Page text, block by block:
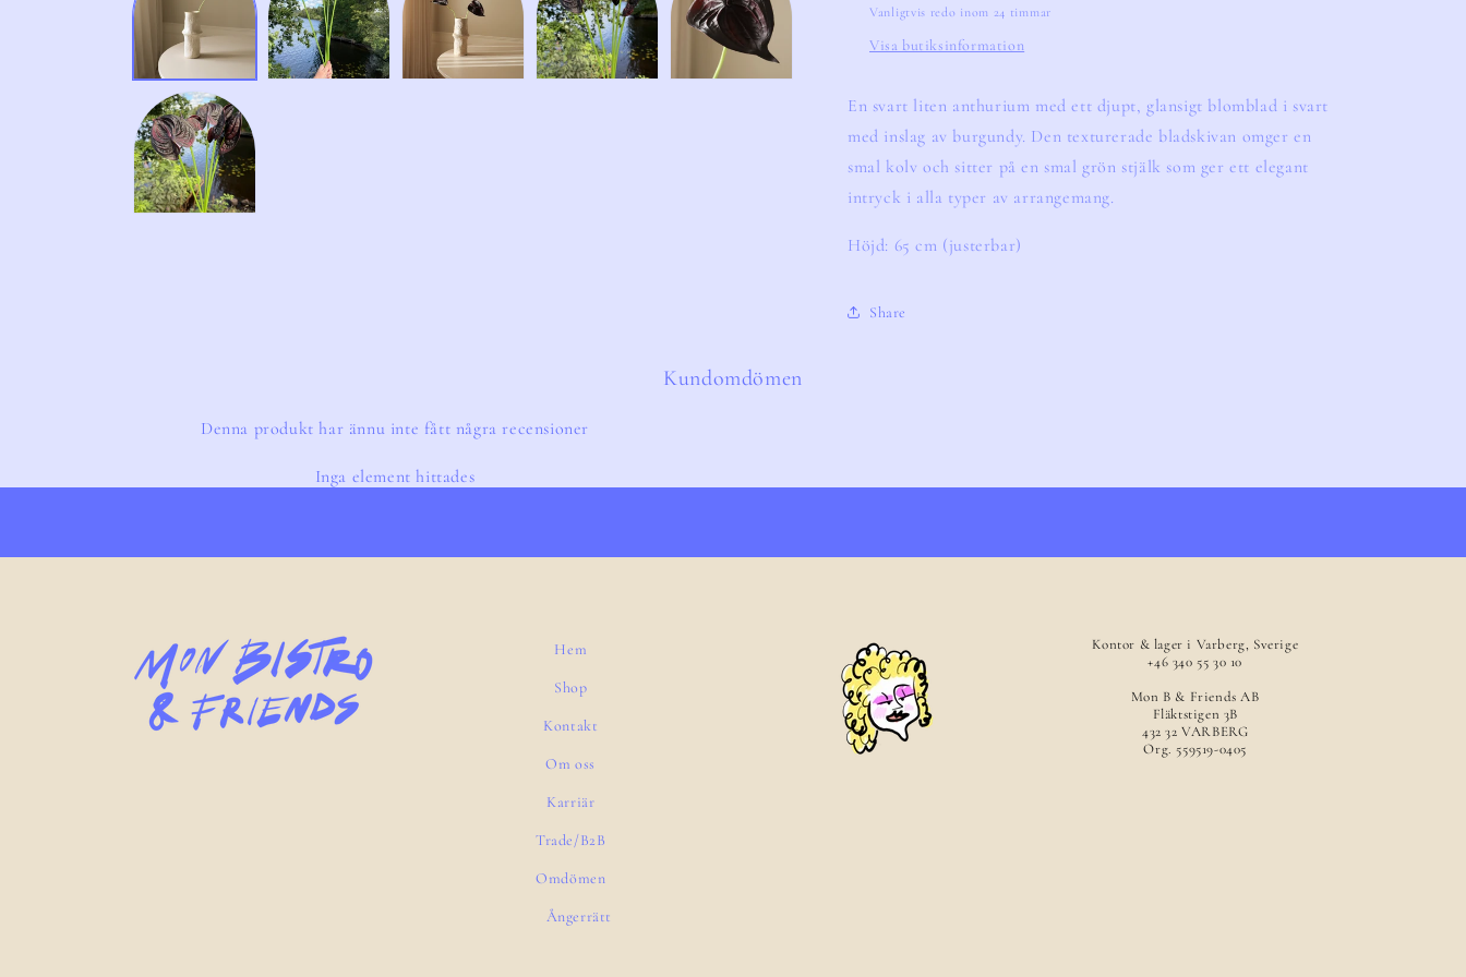
modalfönster
Vanligtvis redo inom 24 timmar
Visa butiksinformation
En svart liten anthurium med ett djupt, glansigt blomblad i svart
med inslag av burgundy. Den texturerade bladskivan omger en
smal kolv och sitter på en smal grön stjälk som ger ett elegant
intryck i alla typer av arrangemang.
Höjd: 65 cm (justerbar)
Share
Kundomdömen
Denna produkt har ännu inte fått några recensioner
Inga element hittades
Hem
Shop
Kontakt
Om oss
Karriär
Trade/B2B
Omdömen
Ångerrätt
Kontor & lager i Varberg, Sverige
+46 340 55 30 10
Mon B & Friends AB
Fläktstigen 3B
432 32 VARBERG
Org. 559519-0405